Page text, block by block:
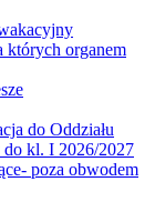
których organem
do Oddziału
do kl. I 2026/2027
poza obwodem